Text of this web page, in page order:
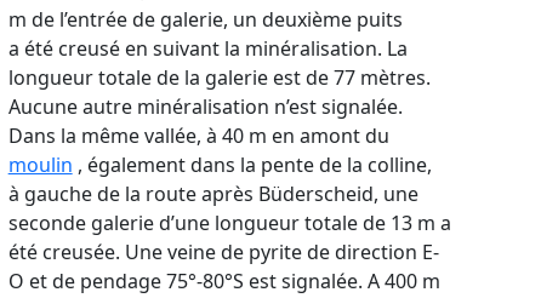
m de l’entrée de galerie, un deuxième puits
a été creusé en suivant la minéralisation. La
longueur totale de la galerie est de 77 mètres.
Aucune autre minéralisation n’est signalée.
Dans la même vallée, à 40 m en amont du
moulin , également dans la pente de la colline,
à gauche de la route après Büderscheid, une
seconde galerie d’une longueur totale de 13 m a
été creusée. Une veine de pyrite de direction E-
O et de pendage 75°-80°S est signalée. A 400 m